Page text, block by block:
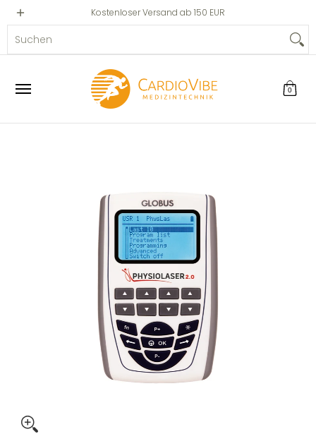
Zum Hauptinhalt springen
Professionell
Kostenloser Versand ab 150 EUR
0